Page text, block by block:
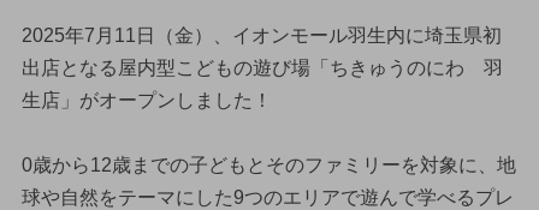
2025年7月11日（金）、イオンモール羽生内に埼玉県初
出店となる屋内型こどもの遊び場「ちきゅうのにわ 羽
生店」がオープンしました！
0歳から12歳までの子どもとそのファミリーを対象に、地
球や自然をテーマにした9つのエリアで遊んで学べるプレ